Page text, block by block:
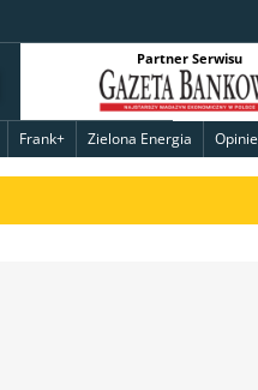
Partner Serwisu
Frank+ Zielona Energia Opinie